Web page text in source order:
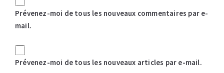
Prévenez-moi de tous les nouveaux commentaires par e-
mail.
Prévenez-moi de tous les nouveaux articles par e-mail.